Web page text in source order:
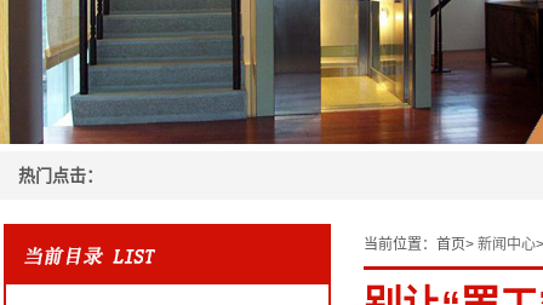
热门点击：
当前位置： 首页> 新闻中心